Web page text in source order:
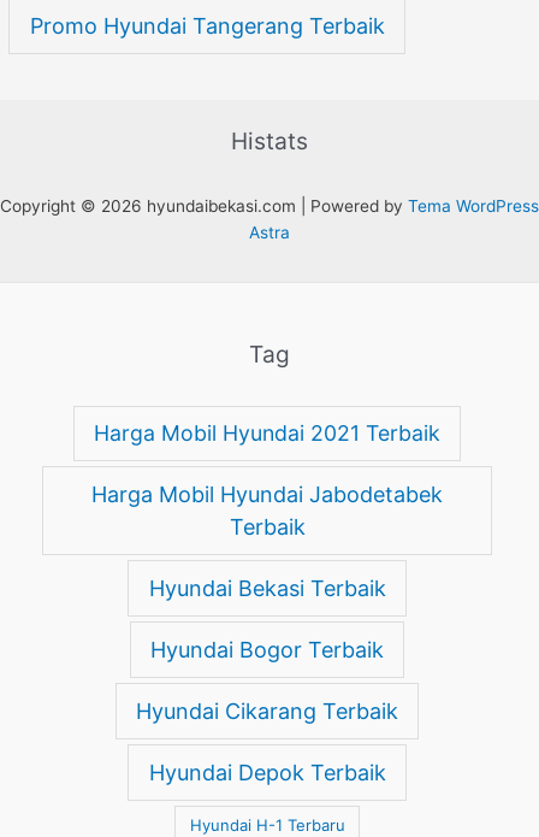
Promo Hyundai Tangerang Terbaik
Histats
Copyright © 2026 hyundaibekasi.com | Powered by Tema WordPress
Astra
Tag
Harga Mobil Hyundai 2021 Terbaik
Harga Mobil Hyundai Jabodetabek
Terbaik
Hyundai Bekasi Terbaik
Hyundai Bogor Terbaik
Hyundai Cikarang Terbaik
Hyundai Depok Terbaik
Hyundai H-1 Terbaru